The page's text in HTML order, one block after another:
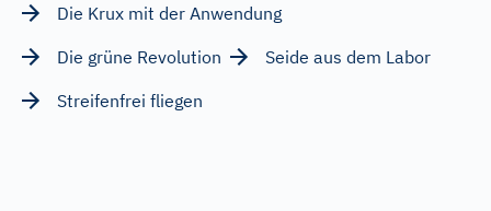
Die Krux mit der Anwendung
Die grüne Revolution
Seide aus dem Labor
Streifenfrei fliegen